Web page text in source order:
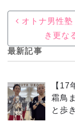
Post
オトナ男性
き更な
最新記事
【17
霜鳥
と歩